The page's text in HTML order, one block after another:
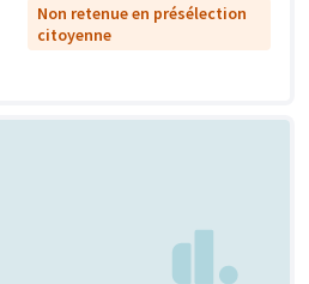
Non retenue en présélection
citoyenne